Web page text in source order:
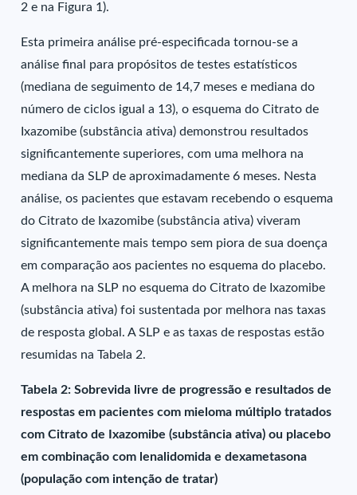
2 e na Figura 1).
Esta primeira análise pré-especificada tornou-se a
análise final para propósitos de testes estatísticos
(mediana de seguimento de 14,7 meses e mediana do
número de ciclos igual a 13), o esquema do Citrato de
Ixazomibe (substância ativa) demonstrou resultados
significantemente superiores, com uma melhora na
mediana da SLP de aproximadamente 6 meses. Nesta
análise, os pacientes que estavam recebendo o esquema
do Citrato de Ixazomibe (substância ativa) viveram
significantemente mais tempo sem piora de sua doença
em comparação aos pacientes no esquema do placebo.
A melhora na SLP no esquema do Citrato de Ixazomibe
(substância ativa) foi sustentada por melhora nas taxas
de resposta global. A SLP e as taxas de respostas estão
resumidas na Tabela 2.
Tabela 2: Sobrevida livre de progressão e resultados de
respostas em pacientes com mieloma múltiplo tratados
com Citrato de Ixazomibe (substância ativa) ou placebo
em combinação com lenalidomida e dexametasona
(população com intenção de tratar)